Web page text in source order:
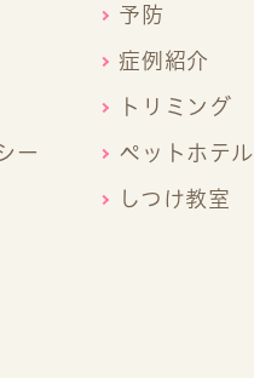
ー
予防
症例紹介
トリミング
ペットホテル
しつけ教室